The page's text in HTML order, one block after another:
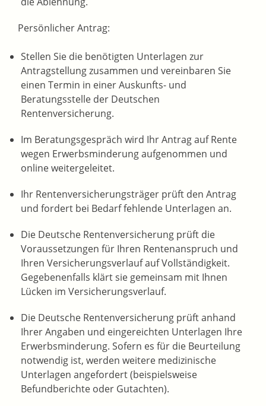
Persönlicher Antrag:
Stellen Sie die benötigten Unterlagen zur
Antragstellung zusammen und vereinbaren Sie
einen Termin in einer Auskunfts- und
Beratungsstelle der Deutschen
Rentenversicherung.
Im Beratungsgespräch wird Ihr Antrag auf Rente
wegen Erwerbsminderung aufgenommen und
online weitergeleitet.
Ihr Rentenversicherungsträger prüft den Antrag
und fordert bei Bedarf fehlende Unterlagen an.
Die Deutsche Rentenversicherung prüft die
Voraussetzungen für Ihren Rentenanspruch und
Ihren Versicherungsverlauf auf Vollständigkeit.
Gegebenenfalls klärt sie gemeinsam mit Ihnen
Lücken im Versicherungsverlauf.
Die Deutsche Rentenversicherung prüft anhand
Ihrer Angaben und eingereichten Unterlagen Ihre
Erwerbsminderung. Sofern es für die Beurteilung
notwendig ist, werden weitere medizinische
Unterlagen angefordert (beispielsweise
Befundberichte oder Gutachten).